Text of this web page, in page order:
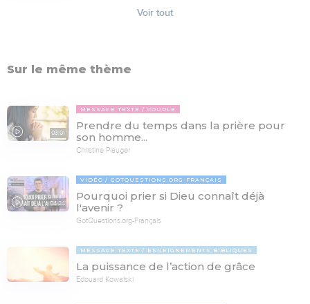
Voir tout
Sur le même thème
03:01
MESSAGE TEXTE COUPLE
Prendre du temps dans la prière pour
son homme...
Christine Piauger
04:24
VIDÉO GOTQUESTIONS.ORG-FRANÇAIS
Pourquoi prier si Dieu connaît déjà
l'avenir ?
GotQuestions.org-Français
MESSAGE TEXTE ENSEIGNEMENTS BIBLIQUES
La puissance de l’action de grâce
Edouard Kowalski